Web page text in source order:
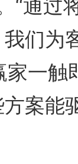
“通过
们为
一触
案能